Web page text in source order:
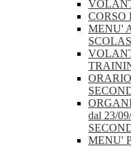
CORSO
MENU'
dal 23/
MENU'